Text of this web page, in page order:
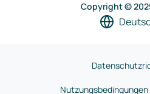
Copyright ©